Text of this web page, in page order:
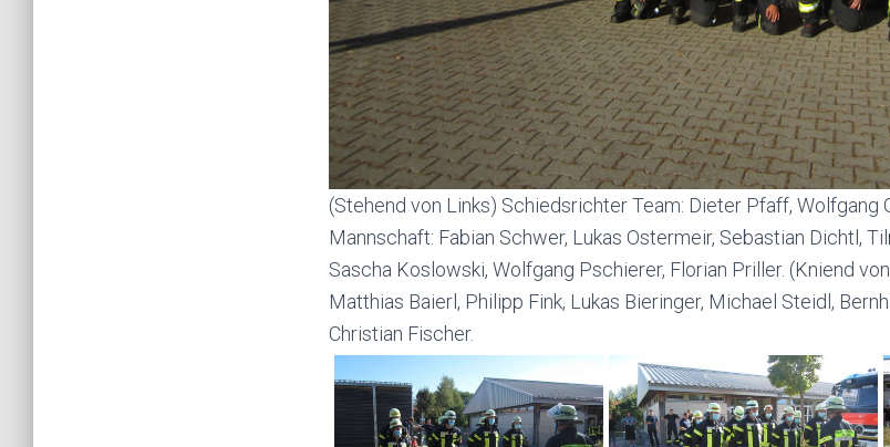
(Stehend von Links) Schiedsrichter Team: Dieter Pfaff, Wolfgang
Mannschaft: Fabian Schwer, Lukas Ostermeir, Sebastian Dichtl,
Sascha Koslowski, Wolfgang Pschierer, Florian Priller. (Kniend
Matthias Baierl, Philipp Fink, Lukas Bieringer, Michael Steidl,
Christian Fischer.